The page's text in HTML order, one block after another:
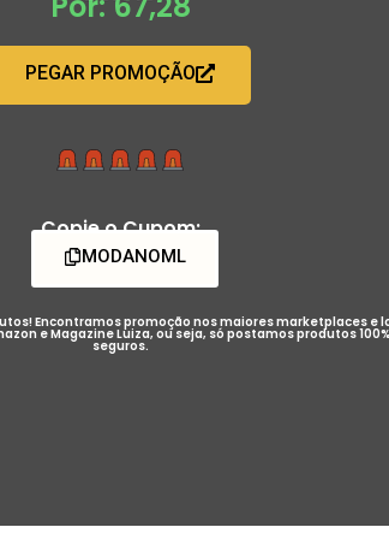
PEGAR PROMOÇÃO
Copie o Cupom:
MODANOML
Encontramos promoção nos maiores marketplaces e
e Magazine Luiza, ou seja, só postamos produtos 100%
seguros.